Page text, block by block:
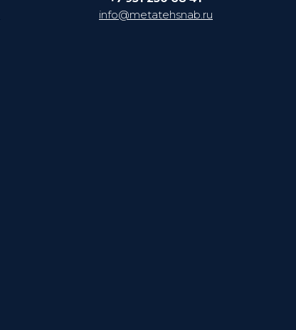
info@metatehsnab.ru